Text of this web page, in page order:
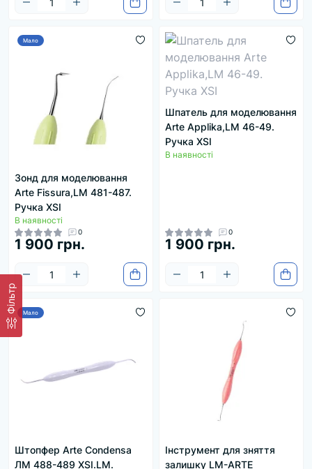
Фільтр
Мало
Зонд для моделювання
Arte Fissura,LM 481-487.
Ручка XSI
В наявності
0
1 900 грн.
Шпатель для моделювання
Arte Applika,LM 46-49.
Ручка XSI
В наявності
0
1 900 грн.
Мало
Штопфер Arte Condensa
ЛМ 488-489 XSI.LM.
Інструмент для зняття
залишку LM-ARTE